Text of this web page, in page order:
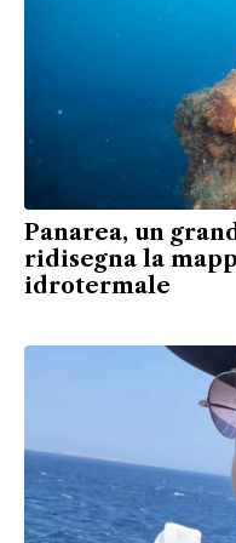
Panarea, un
ridisegna la
idrotermale